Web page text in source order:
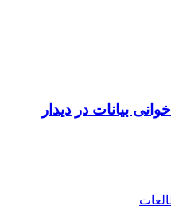
بیانات در دیدار